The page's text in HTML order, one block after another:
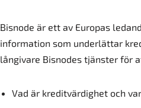
Bisnode är ett av Europas
information som underlättar
långivare Bisnodes tjänster för
Vad är kreditvärdighet och